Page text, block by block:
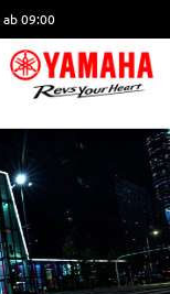
ab 09:00